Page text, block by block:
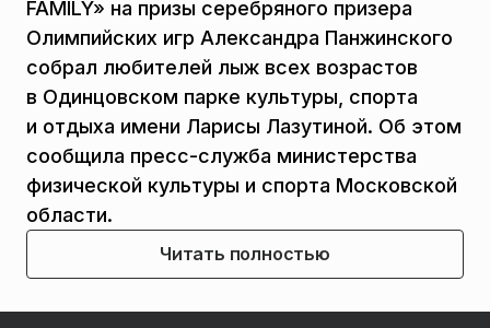
FAMILY» на призы серебряного призера
Олимпийских игр Александра Панжинского
собрал любителей лыж всех возрастов
в Одинцовском парке культуры, спорта
и отдыха имени Ларисы Лазутиной. Об этом
сообщила пресс-служба министерства
физической культуры и спорта Московской
области.
Читать полностью